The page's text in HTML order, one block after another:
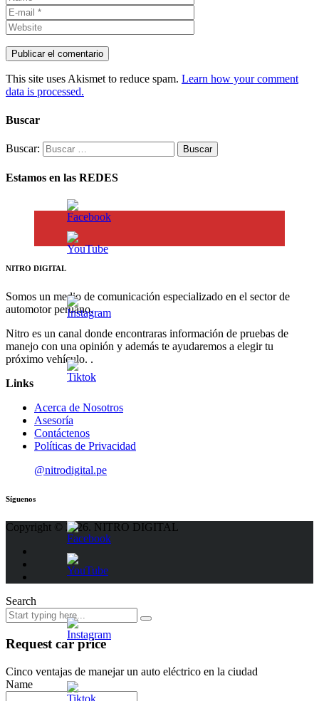
This site uses Akismet to reduce spam. Learn how your comment
data is processed.
Buscar
Buscar:
Estamos en las REDES
NITRO DIGITAL
Somos un medio de comunicación especializado en el sector de
automotor peruano.
Nitro es un canal donde encontraras información de pruebas de
manejo con una opinión y además te ayudaremos a elegir tu
próximo vehículo. .
Links
Acerca de Nosotros
Asesoría
Contáctenos
Políticas de Privacidad
@nitrodigital.pe
Síguenos
Copyright © 2026. NITRO DIGITAL
Search
Request car price
Cinco ventajas de manejar un auto eléctrico en la ciudad
Name